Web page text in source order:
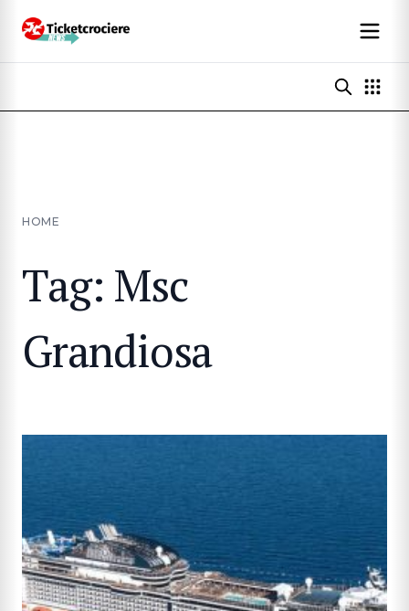
HOME
Tag: Msc
Grandiosa